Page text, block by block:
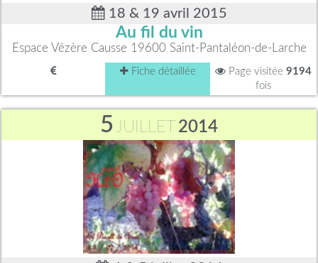
18 & 19 avril 2015
Au fil du vin
Espace Vézère Causse 19600 Saint-Pantaléon-de-Larche
Fiche détaillée Page visitée 9194
fois
5 JUILLET 2014